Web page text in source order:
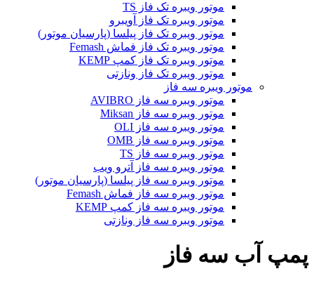
موتور ویبره تک فاز TS
موتور ویبره تک فاز آویبرو
موتور ویبره تک فاز پیلسا (پارسیان موتور)
موتور ویبره تک فاز فماش Femash
موتور ویبره تک فاز کمپ KEMP
موتور ویبره تک فاز ونازتی
موتور ویبره سه فاز
موتور ویبره سه فاز AVIBRO
موتور ویبره سه فاز Miksan
موتور ویبره سه فاز OLI
موتور ویبره سه فاز OMB
موتور ویبره سه فاز TS
موتور ویبره سه فاز آترو ویب
موتور ویبره سه فاز پیلسا (پارسیان موتور)
موتور ویبره سه فاز فماش Femash
موتور ویبره سه فاز کمپ KEMP
موتور ویبره سه فاز ونازتی
پمپ آب سه فاز